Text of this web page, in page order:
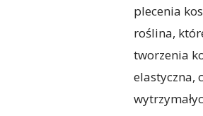
plecenia
roślina,
tworzenia
elastyczna,